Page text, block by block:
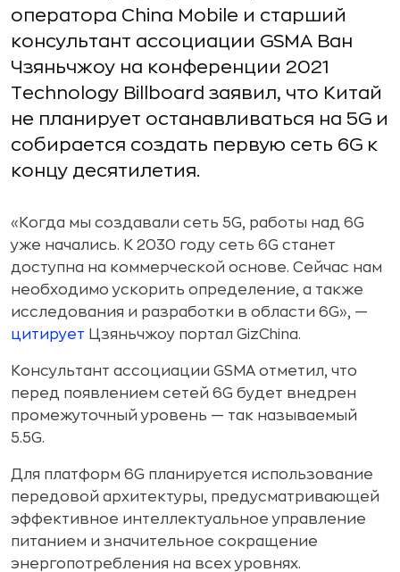
оператора China Mobile и старший
консультант ассоциации GSMA Ван
Чзяньчжоу на конференции 2021
Technology Billboard заявил, что Китай
не планирует останавливаться на 5G и
собирается создать первую сеть 6G к
концу десятилетия.
«Когда мы создавали сеть 5G, работы над 6G
уже начались. К 2030 году сеть 6G станет
доступна на коммерческой основе. Сейчас нам
необходимо ускорить определение, а также
исследования и разработки в области 6G», —
цитирует Цзяньчжоу портал GizChina.
Консультант ассоциации GSMA отметил, что
перед появлением сетей 6G будет внедрен
промежуточный уровень — так называемый
5.5G.
Для платформ 6G планируется использование
передовой архитектуры, предусматривающей
эффективное интеллектуальное управление
питанием и значительное сокращение
энергопотребления на всех уровнях.